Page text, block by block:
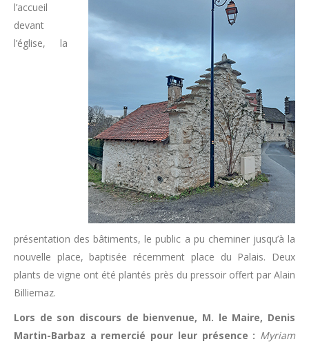
l’accueil
devant
l’église, la
présentation des bâtiments, le public a pu cheminer jusqu’à la
nouvelle place, baptisée récemment place du Palais. Deux
plants de vigne ont été plantés près du pressoir offert par Alain
Billiemaz.
Lors de son discours de bienvenue, M. le Maire, Denis
Martin-Barbaz a remercié pour leur présence : Myriam